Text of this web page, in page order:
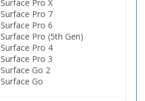
Surface Pro X
Surface Pro 7
Surface Pro 6
Surface Pro (5th Gen)
Surface Pro 4
Surface Pro 3
Surface Go 2
Surface Go